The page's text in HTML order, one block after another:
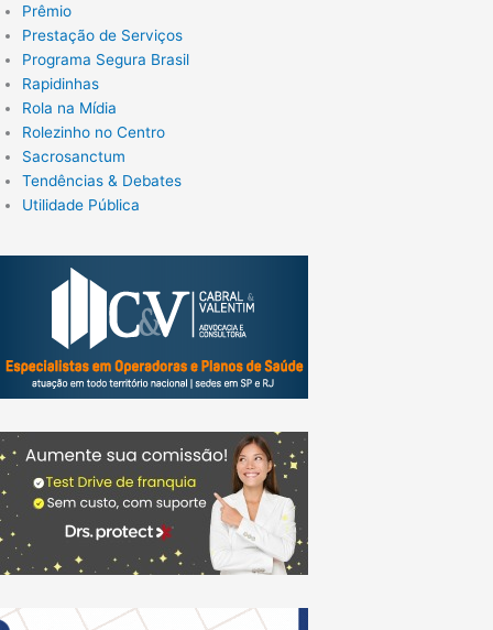
Prêmio
Prestação de Serviços
Programa Segura Brasil
Rapidinhas
Rola na Mídia
Rolezinho no Centro
Sacrosanctum
Tendências & Debates
Utilidade Pública